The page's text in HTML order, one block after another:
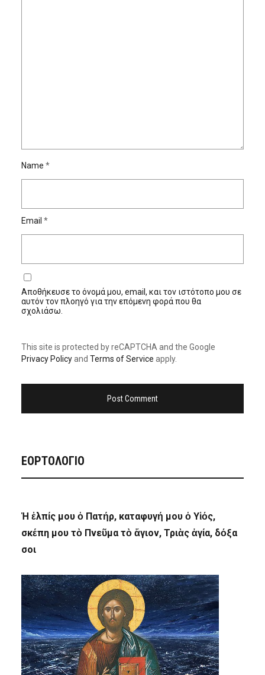
Name *
Email *
Αποθήκευσε το όνομά μου, email, και τον ιστότοπο μου σε
αυτόν τον πλοηγό για την επόμενη φορά που θα
σχολιάσω.
This site is protected by reCAPTCHA and the Google
Privacy Policyand Terms of Service apply.
ΕΟΡΤΟΛΟΓΙΟ
Ἡ ἐλπίς μου ὁ Πατήρ, καταφυγή μου ὁ Υἱός,
σκέπη μου τὸ Πνεῦμα τὸ ἅγιον, Τριὰς ἁγία, δόξα
σοι